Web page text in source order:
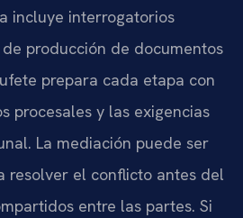
incluye interrogatorios
producción de documentos
prepara cada etapa con
procesales y las exigencias
La mediación puede ser
resolver el conflicto antes del
entre las partes. Si